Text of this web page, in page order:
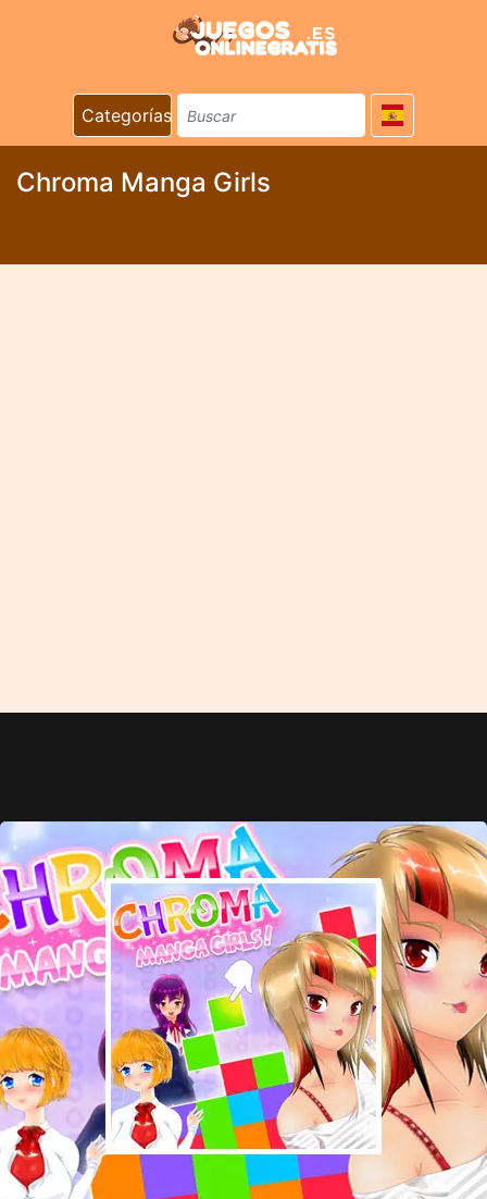
Categorías
Chroma Manga Girls